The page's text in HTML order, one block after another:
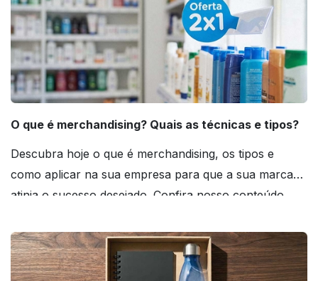
O que é merchandising? Quais as técnicas e tipos?
Descubra hoje o que é merchandising, os tipos e
como aplicar na sua empresa para que a sua marca
atinja o sucesso desejado. Confira nosso conteúdo